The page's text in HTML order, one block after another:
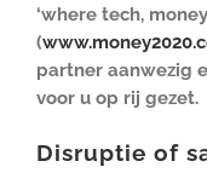
‘where tech,
(
partner aanwezig
voor u op rij gezet.
Disruptie of